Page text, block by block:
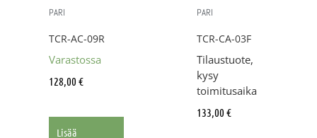
PARI
TCR-AC-09R
Varastossa
128,00 €
Lisää
PARI
TCR-CA-03F
Tilaustuote,
kysy
toimitusaika
133,00 €